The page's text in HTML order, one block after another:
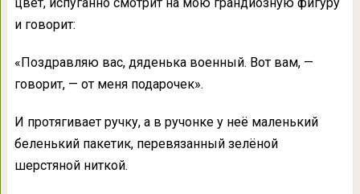
и говорит:
«Поздравляю вас, дяденька военный. Вот вам, —
говорит, — от меня подарочек».
И протягивает ручку, а в ручонке у неё маленький
беленький пакетик, перевязанный зелёной
шерстяной ниткой.